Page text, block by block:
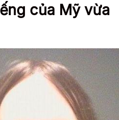
profile, UID group, danh
của Mỹ vừa